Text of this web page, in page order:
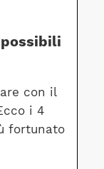
con il
i 4
fortunato